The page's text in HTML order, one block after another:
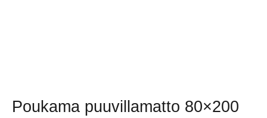
Poukama puuvillamatto 80×200